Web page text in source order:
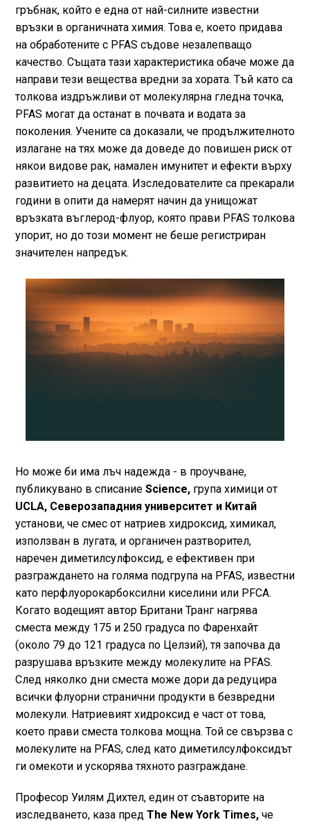
гръбнак, който е една от най-силните известни
връзки в органичната химия. Това е, което придава
на обработените с PFAS съдове незалепващо
качество. Същата тази характеристика обаче може да
направи тези вещества вредни за хората. Тъй като са
толкова издръжливи от молекулярна гледна точка,
PFAS могат да останат в почвата и водата за
поколения. Учените са доказали, че продължителното
излагане на тях може да доведе до повишен риск от
някои видове рак, намален имунитет и ефекти върху
развитието на децата. Изследователите са прекарали
години в опити да намерят начин да унищожат
връзката въглерод-флуор, която прави PFAS толкова
упорит, но до този момент не беше регистриран
значителен напредък.
Но може би има лъч надежда - в проучване,
публикувано в списание Science,група химици от
UCLA, Северозападния университет и Китай
установи, че смес от натриев хидроксид, химикал,
използван в лугата, и органичен разтворител,
наречен диметилсулфоксид, е ефективен при
разграждането на голяма подгрупа на PFAS, известни
като перфлуорокарбоксилни киселини или PFCA.
Когато водещият автор Британи Транг нагрява
сместа между 175 и 250 градуса по Фаренхайт
(около 79 до 121 градуса по Целзий), тя започва да
разрушава връзките между молекулите на PFAS.
След няколко дни сместа може дори да редуцира
всички флуорни странични продукти в безвредни
молекули. Натриевият хидроксид е част от това,
което прави сместа толкова мощна. Той се свързва с
молекулите на PFAS, след като диметилсулфоксидът
ги омекоти и ускорява тяхното разграждане.
Професор Уилям Дихтел, един от съавторите на
изследването, каза пред The New York Times,че